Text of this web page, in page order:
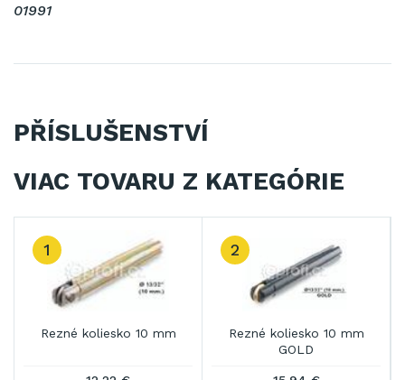
01991
PŘÍSLUŠENSTVÍ
VIAC TOVARU Z KATEGÓRIE
1
Rezné koliesko 10 mm
2
Rezné koliesko 10 mm
GOLD